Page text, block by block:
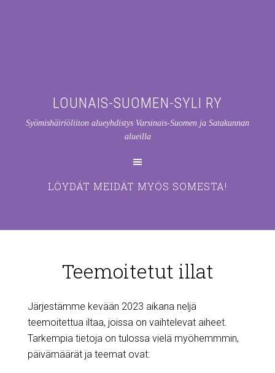
LOUNAIS-SUOMEN-SYLI RY
Syömishäiriöliiton alueyhdistys Varsinais-Suomen ja Satakunnan
alueilla
LÖYDÄT MEIDÄT MYÖS SOMESTA!
Teemoitetut illat
Järjestämme kevään 2023 aikana neljä
teemoitettua iltaa, joissa on vaihtelevat aiheet.
Tarkempia tietoja on tulossa vielä myöhemmmin,
päivämäärät ja teemat ovat: